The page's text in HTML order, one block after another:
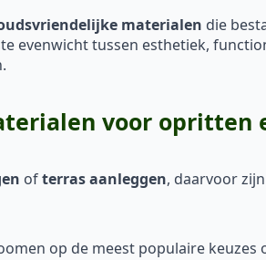
materialen die
evenwicht tussen esthetiek,
voor opritten
ofterras aanleggen, daarvoor
op de meest populaire